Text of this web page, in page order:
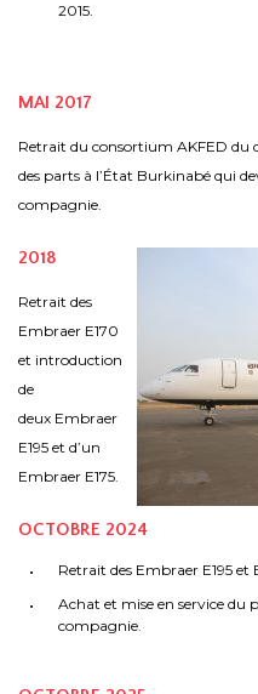
2015.
MAI 2017
Retrait du consortium AKFED du
des parts à l’État Burkinabé qui
compagnie.
2018
Retrait des
Embraer E170
et introduction
de
deux Embraer
E195 et d’un
Embraer E175.
OCTOBRE 2024
Retrait des Embraer E195 et
Achat et mise en service du
compagnie.